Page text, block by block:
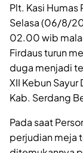
Plt. Kasi Humas
Selasa (06/8/
02.00 wib
Firdaus turun
duga menjadi
XII Kebun
Kab. Serdang
Pada saat
perjudian meja